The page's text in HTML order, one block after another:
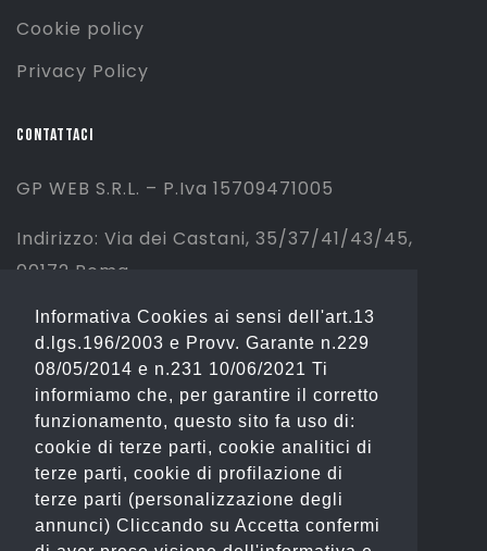
Cookie policy
Privacy Policy
CONTATTACI
GP WEB S.R.L. – P.Iva 15709471005
Indirizzo: Via dei Castani, 35/37/41/43/45,
00172 Roma
Tel: 06 2310844 (Sport) – 06 23234353
(Fashion)
Email: info@gianostore.com
ORARI
Dal Lunedì al Venerdì 09:00-20:00.
Informativa Cookies ai sensi dell'art.13
d.lgs.196/2003 e Provv. Garante n.229
08/05/2014 e n.231 10/06/2021 Ti
informiamo che, per garantire il corretto
funzionamento, questo sito fa uso di:
cookie di terze parti, cookie analitici di
terze parti, cookie di profilazione di
terze parti (personalizzazione degli
annunci) Cliccando su Accetta confermi